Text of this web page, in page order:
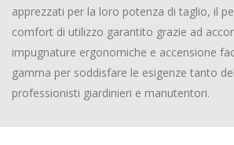
apprezzati per la loro potenza di taglio, il
comfort di utilizzo garantito grazie ad
impugnature ergonomiche e accensione
gamma per soddisfare le esigenze tanto
professionisti giardinieri e manutentori.